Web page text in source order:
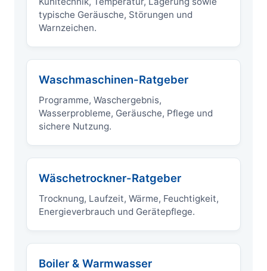
typische Geräusche, Störungen und
Warnzeichen.
Waschmaschinen-Ratgeber
Programme, Waschergebnis,
Wasserprobleme, Geräusche, Pflege und
sichere Nutzung.
Wäschetrockner-Ratgeber
Trocknung, Laufzeit, Wärme, Feuchtigkeit,
Energieverbrauch und Gerätepflege.
Boiler & Warmwasser